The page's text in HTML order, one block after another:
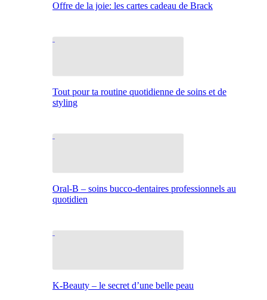
Offre de la joie: les cartes cadeau de Brack
Tout pour ta routine quotidienne de soins et de
styling
Oral-B – soins bucco-dentaires professionnels au
quotidien
K-Beauty – le secret d’une belle peau